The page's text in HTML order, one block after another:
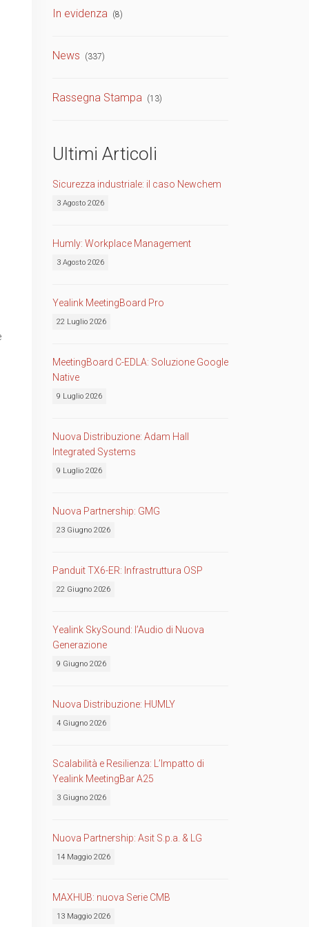
In evidenza (8)
News (337)
Rassegna Stampa (13)
Ultimi Articoli
Sicurezza industriale: il caso Newchem
3 Agosto 2026
Humly: Workplace Management
3 Agosto 2026
Yealink MeetingBoard Pro
22 Luglio 2026
MeetingBoard C-EDLA: Soluzione Google
Native
9 Luglio 2026
Nuova Distribuzione: Adam Hall
Integrated Systems
9 Luglio 2026
Nuova Partnership: GMG
23 Giugno 2026
Panduit TX6-ER: Infrastruttura OSP
22 Giugno 2026
Yealink SkySound: l’Audio di Nuova
Generazione
9 Giugno 2026
Nuova Distribuzione: HUMLY
4 Giugno 2026
Scalabilità e Resilienza: L’Impatto di
Yealink MeetingBar A25
3 Giugno 2026
Nuova Partnership: Asit S.p.a. & LG
14 Maggio 2026
MAXHUB: nuova Serie CMB
13 Maggio 2026
AV